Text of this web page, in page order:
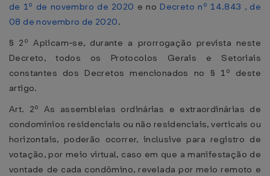
de 1º de novembro de 2020 e no Decreto nº 14.843 , de
08 de novembro de 2020.
§ 2º Aplicam-se, durante a prorrogação prevista neste
Decreto, todos os Protocolos Gerais e Setoriais
constantes dos Decretos mencionados no § 1º deste
artigo.
Art. 2º As assembleias ordinárias e extraordinárias de
condomínios residenciais ou não residenciais, verticais ou
horizontais, poderão ocorrer, inclusive para registro de
votação, por meio virtual, caso em que a manifestação de
vontade de cada condômino, revelada por meio remoto e